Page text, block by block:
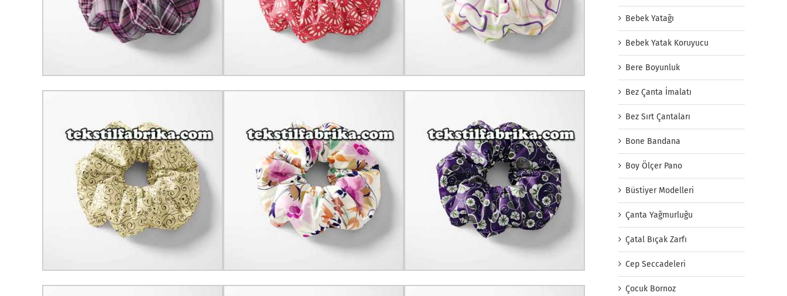
Bebek Yatağı
Bebek Yatak Koruyucu
Bere Boyunluk
Bez Çanta İmalatı
Bez Sırt Çantaları
Bone Bandana
Boy Ölçer Pano
Büstiyer Modelleri
Çanta Yağmurluğu
Çatal Bıçak Zarfı
Cep Seccadeleri
Çocuk Bornoz